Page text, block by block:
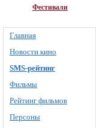
Фестивали
Главная
Новости кино
SMS-рейтинг
Фильмы
Рейтинг фильмов
Персоны